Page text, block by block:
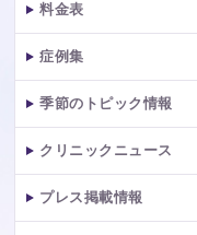
料金表
症例集
季節のトピック情報
クリニックニュース
プレス掲載情報